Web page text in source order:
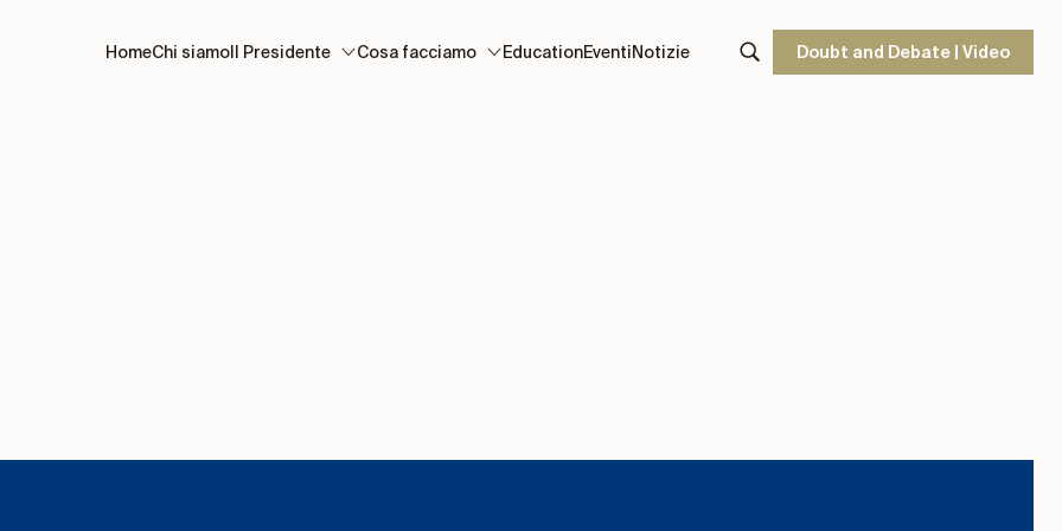
HomeChi siamo Il Presidente Cosa facciamo EducationEventiNotizie Doubt and Debate | Video